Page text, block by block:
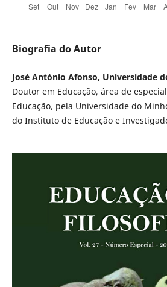
Biografia do Autor
José António Afonso, Universidade
Doutor em Educação, área de
Educação, pela Universidade do
do Instituto de Educação e